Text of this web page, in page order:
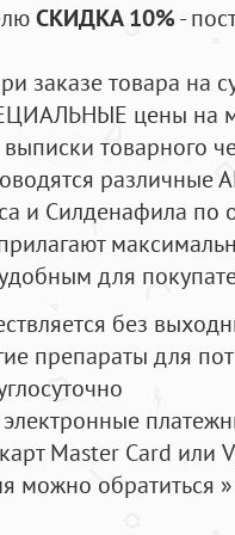
СКИДКА 10%-
заказе товара на
цены на
товарного
и Силденафила по
для
без
препараты для
Master Card или
можно обратиться